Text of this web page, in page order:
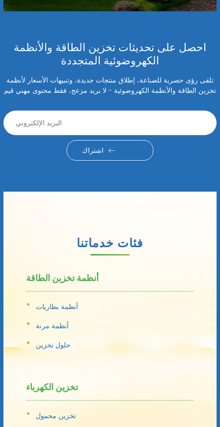
احصل على تحديثات تخزين الطاقة والأنظمة
الكهروضوئية المتجددة
تلقى رؤى حصرية للصناعة، إطلاق منتجات جديدة، وتنبيهات الأسعار لأنظمة
تخزين الطاقة والأنظمة الكهروضوئية - لا بريد مزعج، فقط محتوى مهني قيم
اشتراك
فئات خدماتنا
أنظمة تخزين الطاقة
أنظمة بطاريات
أنظمة مرنة
حلول تخزين
تخزين الكهرباء
تخزين محمول